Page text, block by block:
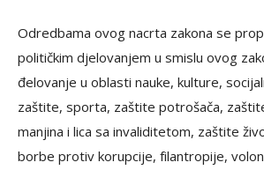
Odredbama ovog nacrta zakona se
političkim djelovanjem u smislu ovog
đelovanje u oblasti nauke, kulture,
zaštite, sporta, zaštite potrošača,
manjina i lica sa invaliditetom, zaštite
borbe protiv korupcije, filantropije,